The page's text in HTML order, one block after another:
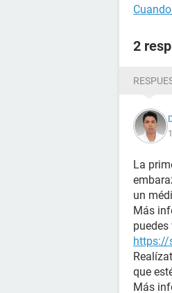
2
La
un
Más
https://
que
Más